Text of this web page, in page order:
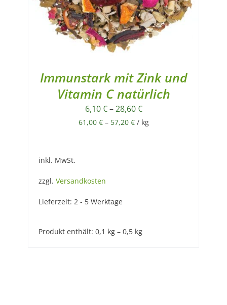
Immunstark mit Zink und
Vitamin C natürlich
6,10€–28,60€
61,00 €– 57,20 €/ kg
inkl. MwSt.
zzgl. Versandkosten
Lieferzeit: 2 - 5 Werktage
Produkt enthält: 0,1 kg – 0,5 kg